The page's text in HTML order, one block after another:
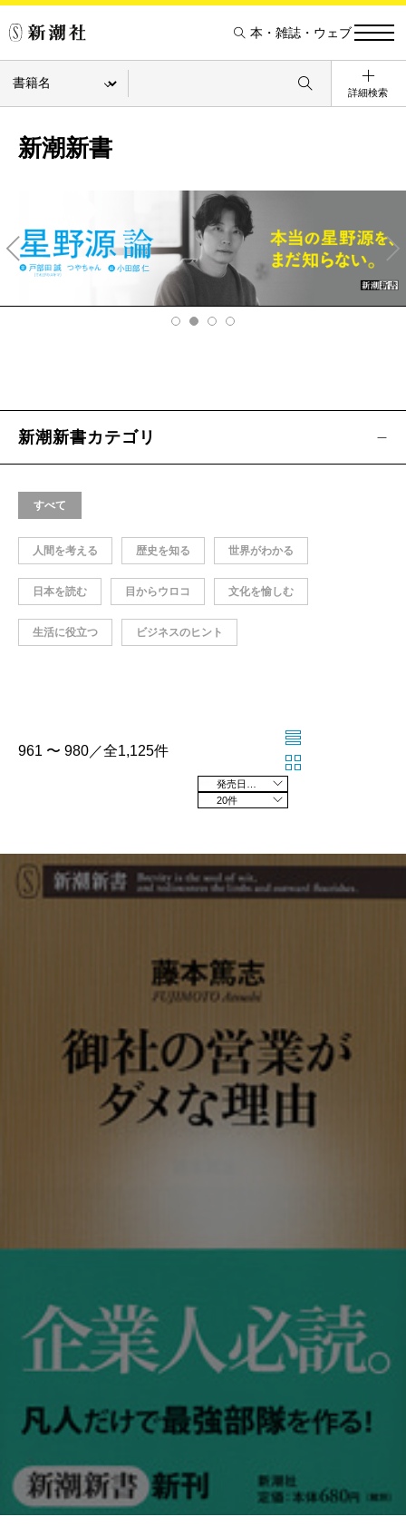
本・雑誌・ウェブ
詳細検索
新潮新書
v
Ne
xt
新潮新書カテゴリ
すべて
人間を考える 歴史を知る 世界がわかる
日本を読む 目からウロコ 文化を愉しむ
生活に役立つ ビジネスのヒント
961 〜 980／全1,125件
20件